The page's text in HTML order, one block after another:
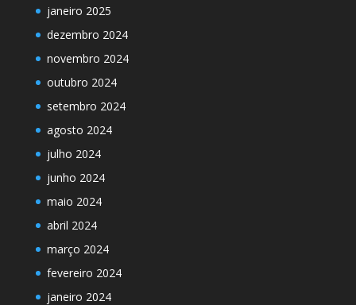
janeiro 2025
dezembro 2024
novembro 2024
outubro 2024
setembro 2024
agosto 2024
julho 2024
junho 2024
maio 2024
abril 2024
março 2024
fevereiro 2024
janeiro 2024